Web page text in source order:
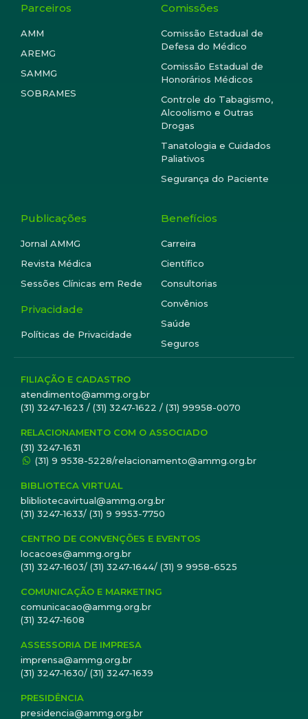
Parceiros
AMM
AREMG
SAMMG
SOBRAMES
Comissões
Comissão Estadual de
Defesa do Médico
Comissão Estadual de
Honorários Médicos
Controle do Tabagismo,
Alcoolismo e Outras
Drogas
Tanatologia e Cuidados
Paliativos
Segurança do Paciente
Publicações
Jornal AMMG
Revista Médica
Sessões Clínicas em Rede
Privacidade
Políticas de Privacidade
Benefícios
Carreira
Científico
Consultorias
Convênios
Saúde
Seguros
FILIAÇÃO E CADASTRO
atendimento@ammg.org.br
(31) 3247-1623 / (31) 3247-1622 / (31) 99958-0070
RELACIONAMENTO COM O ASSOCIADO
(31) 3247-1631
(31) 9 9538-5228/relacionamento@ammg.org.br
BIBLIOTECA VIRTUAL
blibliotecavirtual@ammg.org.br
(31) 3247-1633/ (31) 9 9953-7750
CENTRO DE CONVENÇÕES E EVENTOS
locacoes@ammg.org.br
(31) 3247-1603/ (31) 3247-1644/ (31) 9 9958-6525
COMUNICAÇÃO E MARKETING
comunicacao@ammg.org.br
(31) 3247-1608
ASSESSORIA DE IMPRESA
imprensa@ammg.org.br
(31) 3247-1630/ (31) 3247-1639
PRESIDÊNCIA
presidencia@ammg.org.br